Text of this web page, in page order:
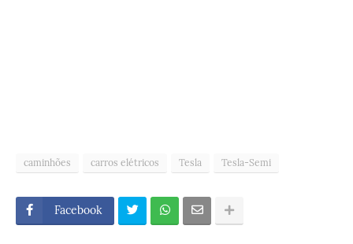
caminhões carros elétricos Tesla Tesla-Semi
Facebook